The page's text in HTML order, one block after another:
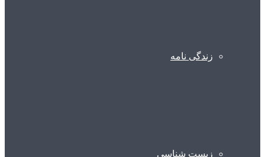
زندگی نامه
زیست شناسی